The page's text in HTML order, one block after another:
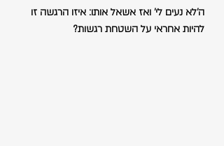
ה'לא נעים לי' ואז אשאל אותו: איזו הרגשה זו
להיות אחראי על השטחת רגשות?